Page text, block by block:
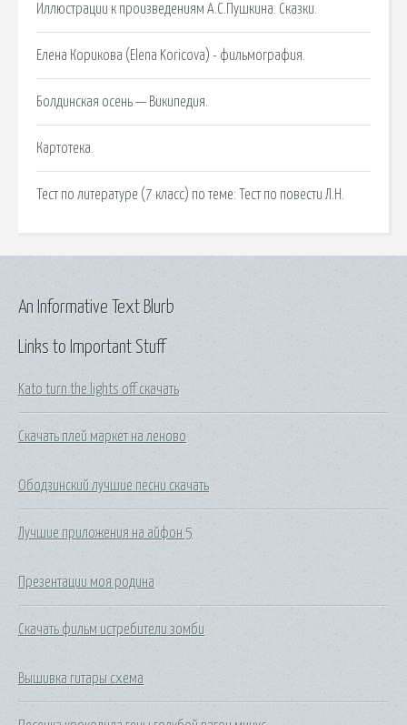
Иллюстрации к произведениям А.С.Пушкина. Сказки.
Елена Корикова (Elena Koricova) - фильмография.
Болдинская осень — Википедия.
Картотека.
Тест по литературе (7 класс) по теме: Тест по повести Л.Н.
Links to Important Stuff
Kato turn the lights off скачать
Скачать плей маркет на леново
Ободзинский лучшие песни скачать
Лучшие приложения на айфон 5
Презентации моя родина
Скачать фильм истребители зомби
Вышивка гитары схема
An Informative Text Blurb